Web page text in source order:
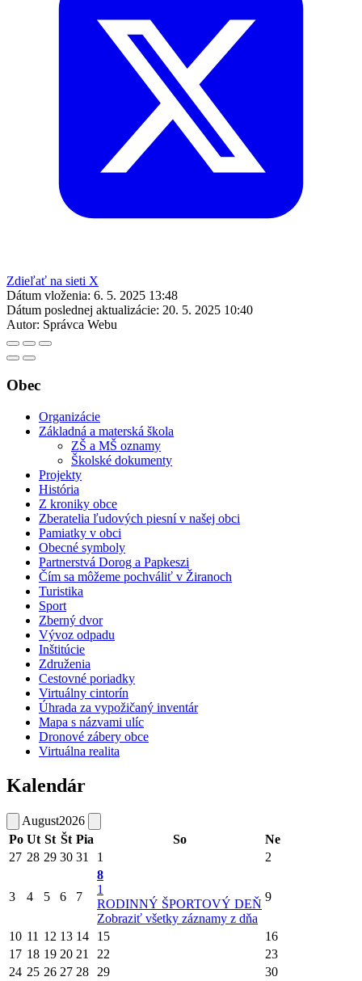
Zdieľať na sieti X
Dátum vloženia: 6. 5. 2025 13:48
Dátum poslednej aktualizácie: 20. 5. 2025 10:40
Autor: Správca Webu
Obec
Organizácie
Základná a materská škola
ZŠ a MŠ oznamy
Školské dokumenty
Projekty
História
Z kroniky obce
Zberatelia ľudových piesní v našej obci
Pamiatky v obci
Obecné symboly
Partnerstvá Dorog a Papkeszi
Čím sa môžeme pochváliť v Žiranoch
Turistika
Sport
Zberný dvor
Vývoz odpadu
Inštitúcie
Združenia
Cestovné poriadky
Virtuálny cintorín
Úhrada za vypožičaný inventár
Mapa s názvami ulíc
Dronové zábery obce
Virtuálna realita
Kalendár
August2026
Po Ut St Št Pia So
Ne
27 28 29 30 31 1 2
3 4 5 6 7
8
1
RODINNÝ ŠPORTOVÝ DEŇ
Zobraziť všetky záznamy z dňa
9
10 11 12 13 14 15
16
17 18 19 20 21 22
23
24 25 26 27 28 29
30